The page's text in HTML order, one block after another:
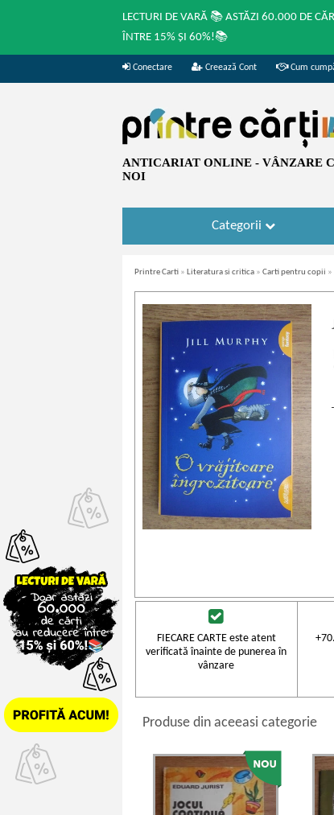
LECTURI DE VARĂ 📚 ASTĂZI 60.000 DE
ÎNTRE 15% ȘI 60%!📚
Conectare Creează Cont Cum
ANTICARIAT ONLINE - VÂNZARE
NOI
Categorii
Printre Carti » Literatura si critica » Carti pentru copii »
FIECARE CARTE este atent
verificată înainte de punerea în
vânzare
Produse din aceeasi categorie